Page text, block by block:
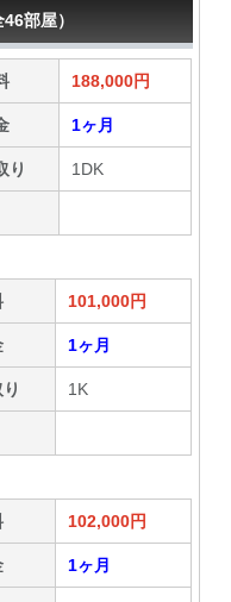
部屋）
188,000円
1ヶ月
り 1DK
101,000円
1ヶ月
1K
102,000円
1ヶ月